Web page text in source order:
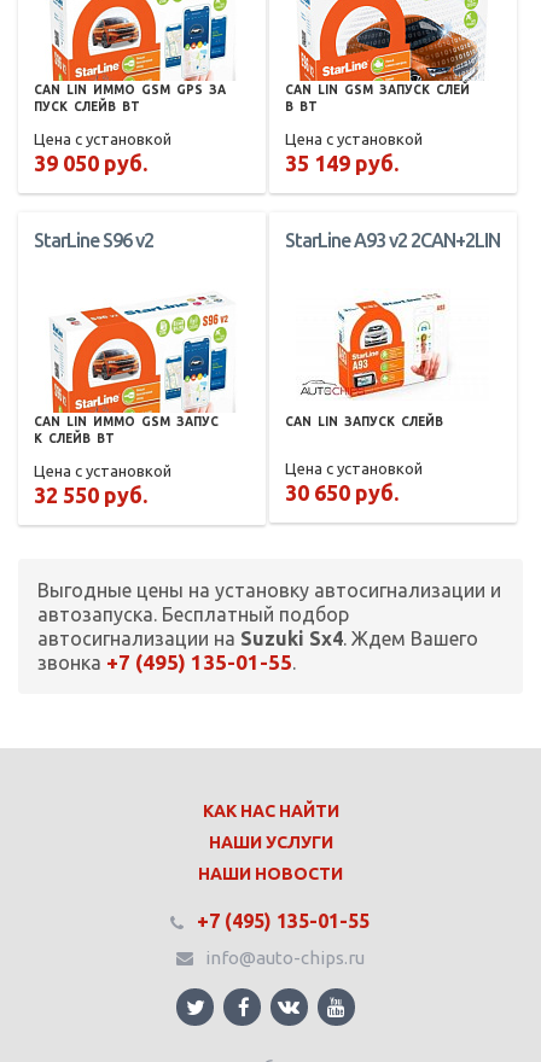
CAN LIN ИММО GSM GPS ЗА
ПУСК СЛЕЙВ BT
Цена с установкой
39 050 руб.
CAN LIN GSM ЗАПУСК СЛЕЙ
В
BT
Цена с установкой
35 149 руб.
StarLine S96 v2
CAN LIN ИММО GSM ЗАПУС
К СЛЕЙВ BT
Цена с установкой
32 550 руб.
StarLine A93 v2 2CAN+2LIN
CAN LIN ЗАПУСК СЛЕЙВ
Цена с установкой
30 650 руб.
Выгодные цены на установку автосигнализации и
автозапуска. Бесплатный подбор
автосигнализации на Suzuki Sx4. Ждем Вашего
звонка +7 (495) 135-01-55.
КАК НАС НАЙТИ
НАШИ УСЛУГИ
НАШИ НОВОСТИ
+7 (495) 135-01-55
info@auto-chips.ru